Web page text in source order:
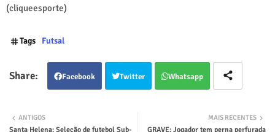
(cliqueesporte)
Tags Futsal
Facebook Twitter Whatsapp
MAIS RECENTES
GRAVE: Jogador tem perna perfurada
ANTIGOS
Santa Helena: Seleção de futebol Sub-